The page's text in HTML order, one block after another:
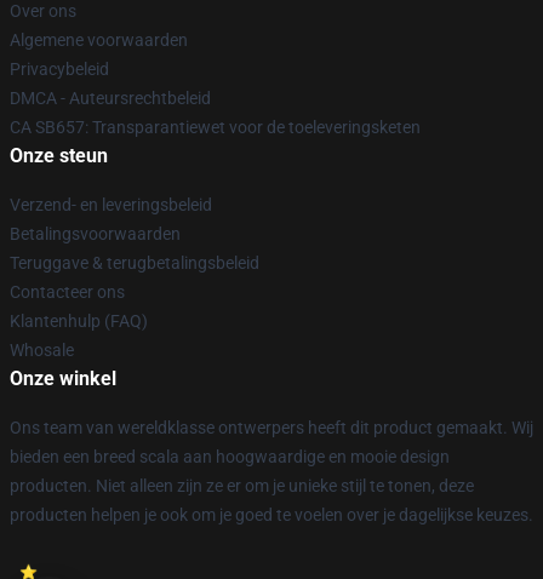
Over ons
Algemene voorwaarden
Privacybeleid
DMCA - Auteursrechtbeleid
CA SB657: Transparantiewet voor de toeleveringsketen
Onze steun
Verzend- en leveringsbeleid
Betalingsvoorwaarden
Teruggave & terugbetalingsbeleid
Contacteer ons
Klantenhulp (FAQ)
Whosale
Onze winkel
Ons team van wereldklasse ontwerpers heeft dit product gemaakt. Wij
bieden een breed scala aan hoogwaardige en mooie design
producten. Niet alleen zijn ze er om je unieke stijl te tonen, deze
producten helpen je ook om je goed te voelen over je dagelijkse keuzes.